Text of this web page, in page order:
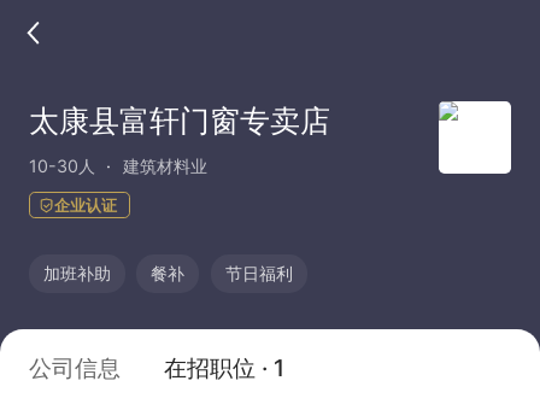
太康县富轩门窗专卖店
10-30人 建筑材料业
企业认证
加班补助 餐补 节日福利
公司信息 在招职位 · 1